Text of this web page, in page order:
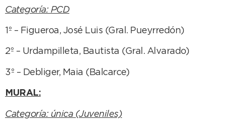
Categoría: PCD
1º – Figueroa, José Luis (Gral. Pueyrredón)
2º – Urdampilleta, Bautista (Gral. Alvarado)
3º – Debliger, Maia (Balcarce)
MURAL:
Categoría: única (Juveniles)